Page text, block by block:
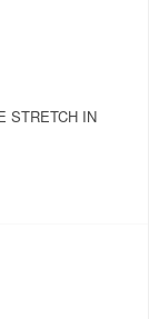
STRETCH IN